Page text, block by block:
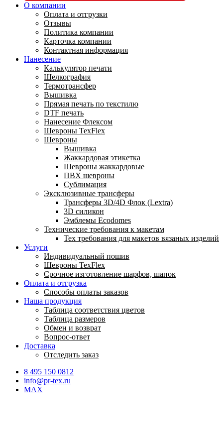
О компании
Оплата и отгрузки
Отзывы
Политика компании
Карточка компании
Контактная информация
Нанесение
Калькулятор печати
Шелкография
Термотрансфер
Вышивка
Прямая печать по текстилю
DTF печать
Нанесение Флексом
Шевроны TexFlex
Шевроны
Вышивка
Жаккардовая этикетка
Шевроны жаккардовые
ПВХ шевроны
Сублимация
Эксклюзивные трансферы
Трансферы 3D/4D Флок (Lextra)
3D силикон
Эмблемы Ecodomes
Технические требования к макетам
Тех требования для макетов вязаных изделий
Услуги
Индивидуальный пошив
Шевроны TexFlex
Срочное изготовление шарфов, шапок
Оплата и отгрузка
Способы оплаты заказов
Наша продукция
Таблица соответствия цветов
Таблица размеров
Обмен и возврат
Вопрос-ответ
Доставка
Отследить заказ
8 495 150 0812
info@pr-tex.ru
MAX